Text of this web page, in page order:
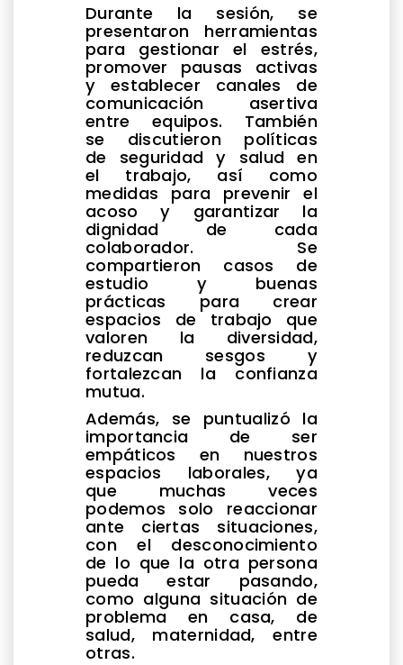
Durante la sesión, se
presentaron herramientas
para gestionar el estrés,
promover pausas activas
y establecer canales de
comunicación asertiva
entre equipos. También
se discutieron políticas
de seguridad y salud en
el trabajo, así como
medidas para prevenir el
acoso y garantizar la
dignidad de cada
colaborador. Se
compartieron casos de
estudio y buenas
prácticas para crear
espacios de trabajo que
valoren la diversidad,
reduzcan sesgos y
fortalezcan la confianza
mutua.
Además, se puntualizó la
importancia de ser
empáticos en nuestros
espacios laborales, ya
que muchas veces
podemos solo reaccionar
ante ciertas situaciones,
con el desconocimiento
de lo que la otra persona
pueda estar pasando,
como alguna situación de
problema en casa, de
salud, maternidad, entre
otras.